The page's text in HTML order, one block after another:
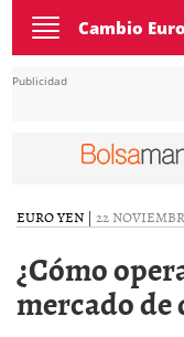
Toggle
navigation
Cambio
Publicidad
EURO YEN | 22
¿Cómo
mercado de